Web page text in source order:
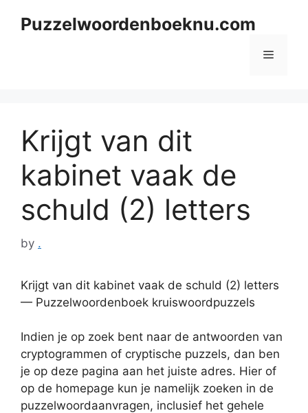
Puzzelwoordenboeknu.com
Menu
Krijgt van dit
kabinet vaak de
schuld (2) letters
by .
Krijgt van dit kabinet vaak de schuld (2) letters
— Puzzelwoordenboek kruiswoordpuzzels
Indien je op zoek bent naar de antwoorden van
cryptogrammen of cryptische puzzels, dan ben
je op deze pagina aan het juiste adres. Hier of
op de homepage kun je namelijk zoeken in de
puzzelwoordaanvragen, inclusief het gehele